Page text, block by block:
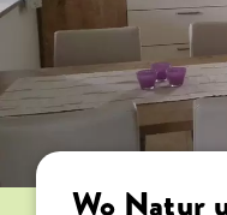
Wo Natur